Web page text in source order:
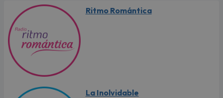
Ritmo Romántica
La Inolvidable